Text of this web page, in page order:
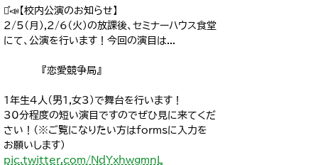
⋆͛📣【校内公演のお知らせ】
2/5（月）,2/6（火）の放課後、セミナーハウス食堂
にて、公演を行います！今回の演目は...
『恋愛競争局』
1年生4人（男1,女3）で舞台を行います！
30分程度の短い演目ですのでぜひ見に来てくだ
さい！（※ご覧になりたい方はformsに入力を
お願いします）
pic.twitter.com/NdYxhwgmnL